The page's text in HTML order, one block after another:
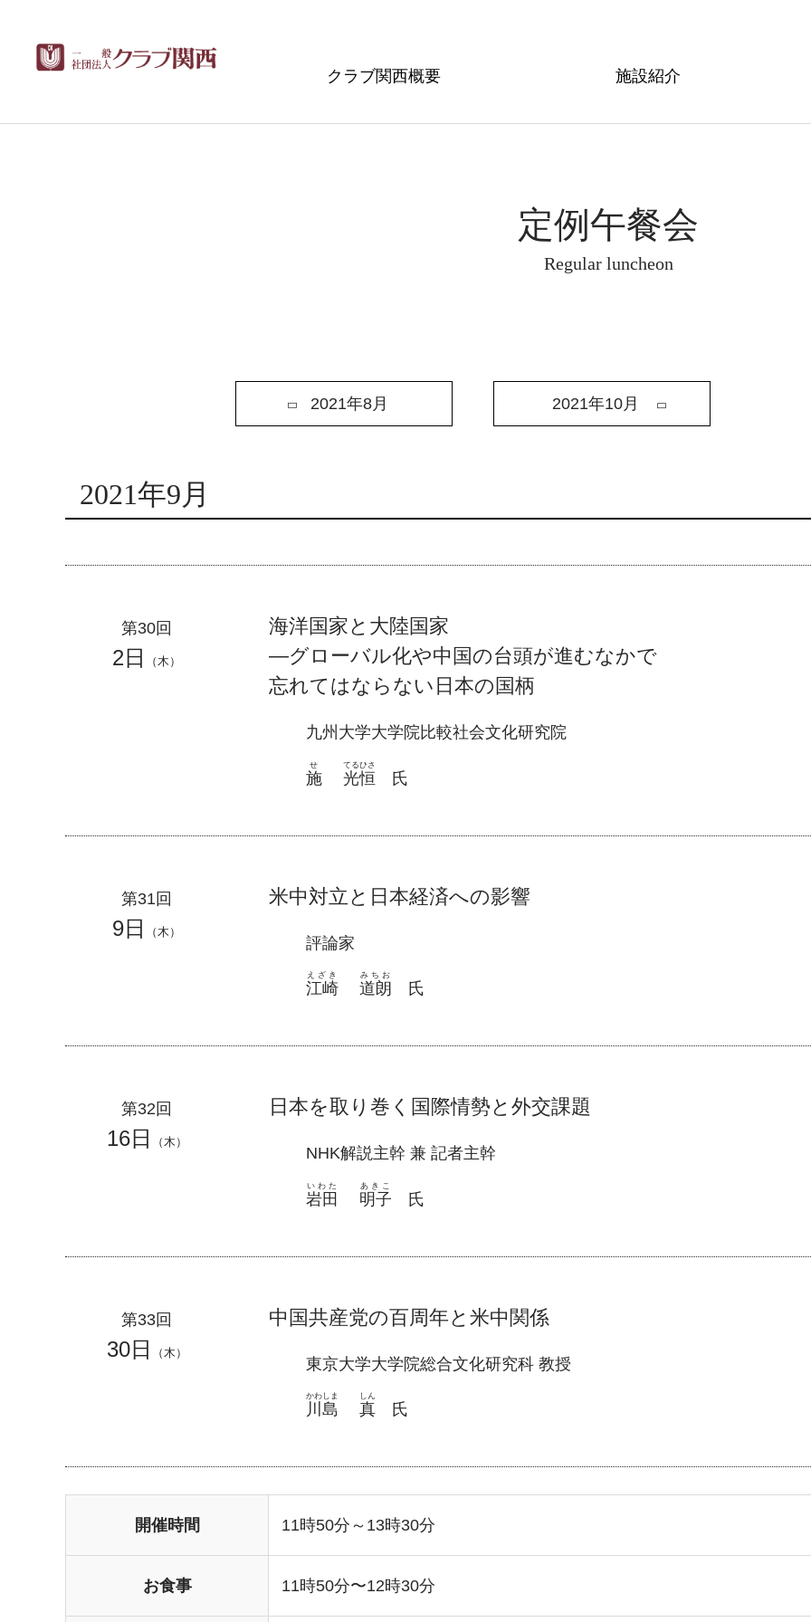
クラブ関西概要 施設紹介
定例午餐会
Regular luncheon
2021年8月 2021年10月
2021年9月
第30回
2日 （木）
海洋国家と大陸国家
―グローバル化や中国の台頭が進むなかで
忘れてはならない日本の国柄
九州大学大学院比較社会文化研究院
施
せ
光恒
てるひさ
氏
第31回
9日 （木）
米中対立と日本経済への影響
評論家
江崎
えざき
道朗
みちお
氏
第32回
16日 （木）
日本を取り巻く国際情勢と外交課題
NHK解説主幹 兼 記者主幹
岩田
いわた
明子
あきこ
氏
第33回
30日 （木）
中国共産党の百周年と米中関係
東京大学大学院総合文化研究科 教授
川島
かわしま
真
しん
氏
開催時間 11時50分～13時30分
お食事 11時50分〜12時30分